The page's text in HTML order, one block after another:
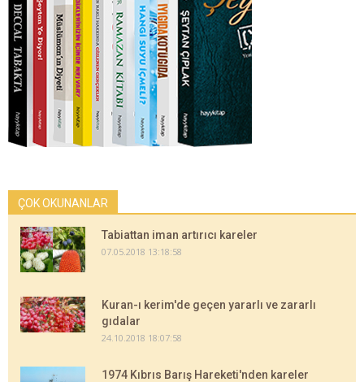
ÇOK OKUNANLAR
Tabiattan iman artırıcı kareler
07.05.2018 13:18:58
Kuran-ı kerim'de geçen yararlı ve zararlı
gıdalar
24.10.2018 18:07:58
1974 Kıbrıs Barış Hareketi'nden kareler